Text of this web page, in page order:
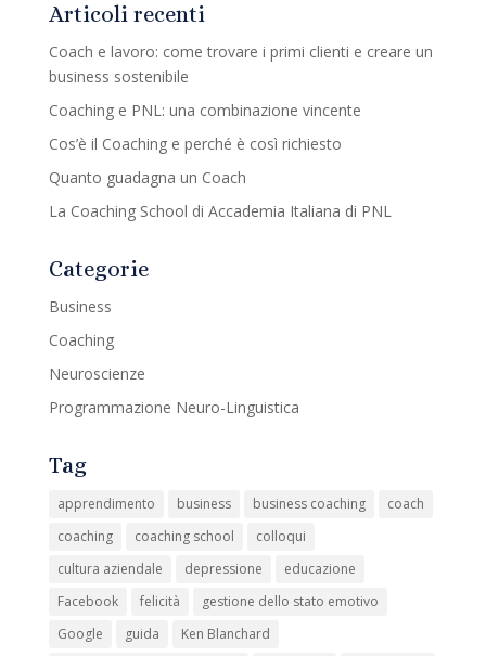
Articoli recenti
Coach e lavoro: come trovare i primi clienti e creare un
business sostenibile
Coaching e PNL: una combinazione vincente
Cos’è il Coaching e perché è così richiesto
Quanto guadagna un Coach
La Coaching School di Accademia Italiana di PNL
Categorie
Business
Coaching
Neuroscienze
Programmazione Neuro-Linguistica
Tag
apprendimento business business coaching
coach
coaching
coaching school
colloqui
cultura aziendale
depressione
educazione
Facebook
felicità
gestione dello stato emotivo
Google
guida
Ken Blanchard